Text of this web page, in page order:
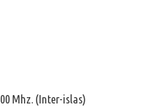
Mhz. (Inter-islas)